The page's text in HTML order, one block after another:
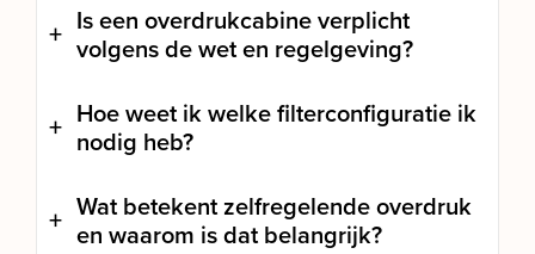
Is een overdrukcabine verplicht
volgens de wet en regelgeving?
Hoe weet ik welke filterconfiguratie ik
nodig heb?
Wat betekent zelfregelende overdruk
en waarom is dat belangrijk?